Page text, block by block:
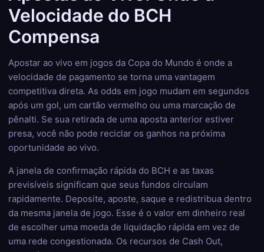
Velocidade do BCH
Compensa
Apostar ao vivo em jogos da Copa do Mundo é onde a
velocidade de pagamento se torna uma vantagem
competitiva direta. As odds em jogo mudam em segundos
após um gol, um cartão vermelho ou uma marcação de
pênalti. Se sua retirada de uma aposta anterior estiver
presa, você não pode reciclar os ganhos na próxima
oportunidade ao vivo.
A janela de confirmação rápida do BCH e as taxas
previsíveis significam que seus fundos circulam
rapidamente. Deposite, aposte, saque e redistribua dentro
da mesma janela de jogo. Esse é o valor em dinheiro real
de escolher uma moeda de liquidação rápida em vez de
uma rede congestionada. Os recursos de Cash Out,